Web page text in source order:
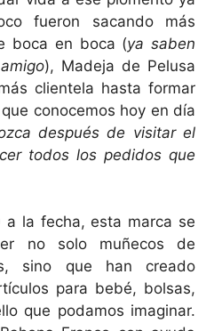
fueron sacando más
boca en boca (ya saben
), Madeja de Pelusa
clientela hasta formar
conocemos hoy en día
después de visitar el
todos los pedidos que
a la fecha, esta marca se
no solo muñecos de
sino que han creado
para bebé, bolsas,
que podamos imaginar.